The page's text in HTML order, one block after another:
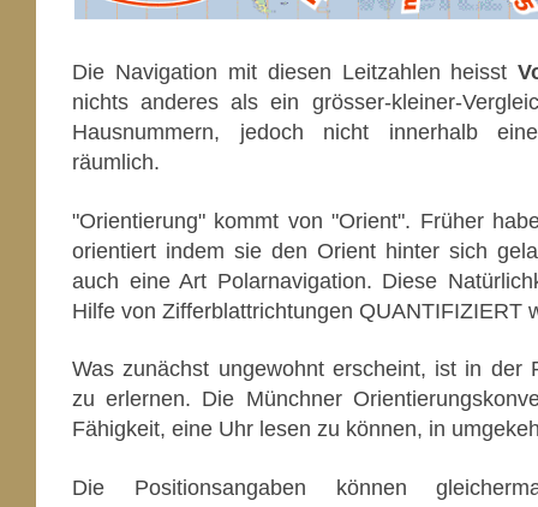
Die Navigation mit diesen Leitzahlen heisst
nichts anderes als ein grösser-kleiner-
Hausnummern, jedoch nicht innerhalb
räumlich.
"Orientierung" kommt von "Orient". Früher
orientiert indem sie den Orient hinter sich
auch eine Art Polarnavigation. Diese
Hilfe von Zifferblattrichtungen QUANTIFIZIERT
Was zunächst ungewohnt erscheint, ist in der
zu erlernen. Die Münchner
Fähigkeit, eine Uhr lesen zu können, in
Die Positionsangaben können